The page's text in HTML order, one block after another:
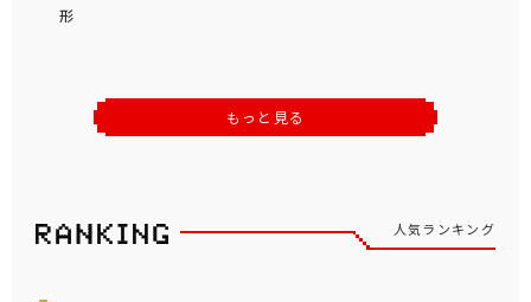
形
もっと見る
人気ランキング